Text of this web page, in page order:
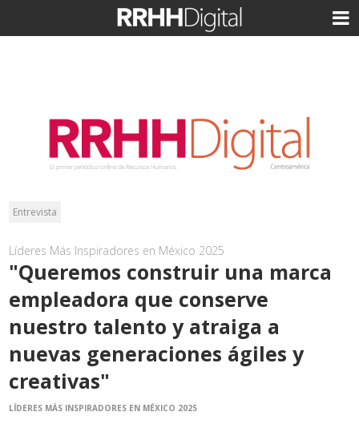
Entrevista
Líderes Más Inspiradores en México 2025
"Queremos construir una marca
empleadora que conserve
nuestro talento y atraiga a
nuevas generaciones ágiles y
creativas"
LÍDERES MÁS INSPIRADORES EN MÉXICO 2025